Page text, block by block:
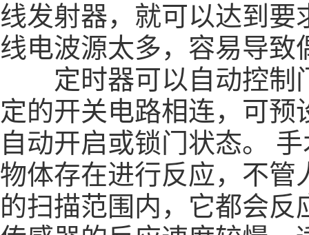
线发射器，就可以达到要
线电波源太多，容易导
定时器可以自动控制
定的开关电路相连，可
自动开启或锁门状态。
物体存在进行反应，不管
的扫描范围内，它都会